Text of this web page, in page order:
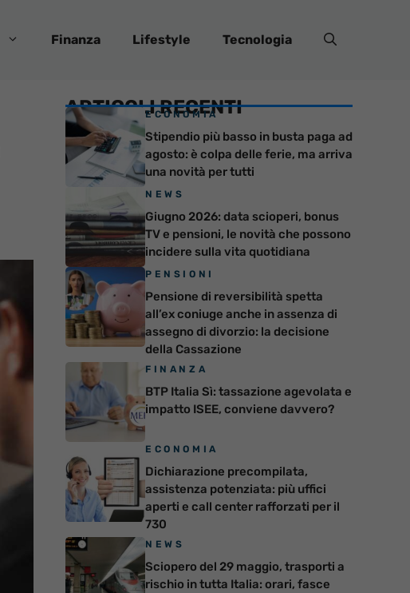
Finanza Lifestyle Tecnologia
ARTICOLI RECENTI
ECONOMIA
Stipendio più basso in busta paga ad
agosto: è colpa delle ferie, ma arriva
una novità per tutti
NEWS
Giugno 2026: data scioperi, bonus
TV e pensioni, le novità che possono
incidere sulla vita quotidiana
PENSIONI
Pensione di reversibilità spetta
all’ex coniuge anche in assenza di
assegno di divorzio: la decisione
della Cassazione
FINANZA
BTP Italia Sì: tassazione agevolata e
impatto ISEE, conviene davvero?
ECONOMIA
Dichiarazione precompilata,
assistenza potenziata: più uffici
aperti e call center rafforzati per il
730
NEWS
Sciopero del 29 maggio, trasporti a
rischio in tutta Italia: orari, fasce